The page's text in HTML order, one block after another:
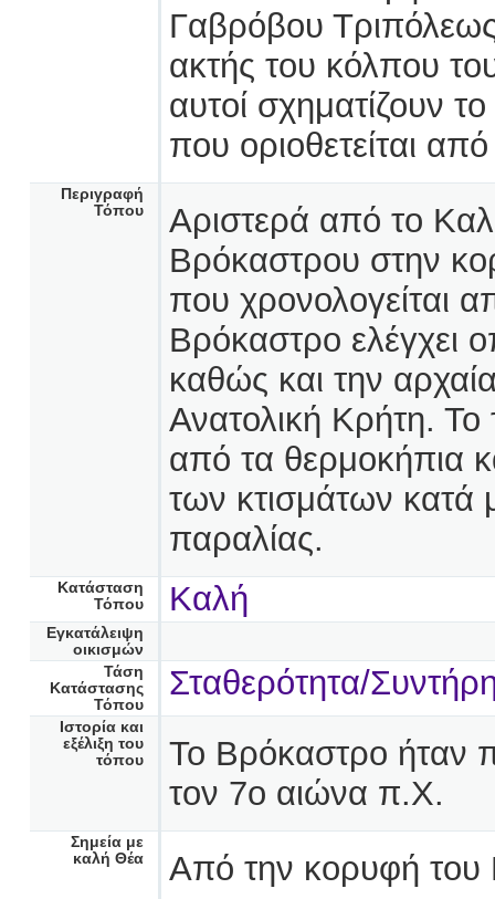
Γαβρόβου Τριπόλεως
ακτής του κόλπου
αυτοί σχηματίζουν
που οριοθετείται
Περιγραφή
Τόπου
Αριστερά από το
Βρόκαστρου στην
που χρονολογείται
Βρόκαστρο ελέγχει
καθώς και την
Ανατολική Κρήτη. Το
από τα θερμοκήπια
των κτισμάτων κατά
παραλίας.
Κατάσταση
Τόπου
Καλή
Εγκατάλειψη
οικισμών
Τάση
Κατάστασης
Τόπου
Σταθερότητα/
Ιστορία και
εξέλιξη του
τόπου
Το Βρόκαστρο ήταν
τον 7ο αιώνα π.Χ.
Σημεία με
καλή Θέα
Από την κορυφή του